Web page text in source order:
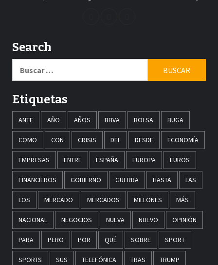
Search
Etiquetas
ANTE AÑO AÑOS BBVA BOLSA BUGA
COMO CON CRISIS DEL DESDE ECONOMÍA
EMPRESAS ENTRE ESPAÑA EUROPA EUROS
FINANCIEROS GOBIERNO GUERRA HASTA LAS
LOS MERCADO MERCADOS MILLONES MÁS
NACIONAL NEGOCIOS NUEVA NUEVO OPINIÓN
PARA PERO POR QUÉ SOBRE SPORT
SPORTS SUS TELEFÓNICA TRAS TRUMP